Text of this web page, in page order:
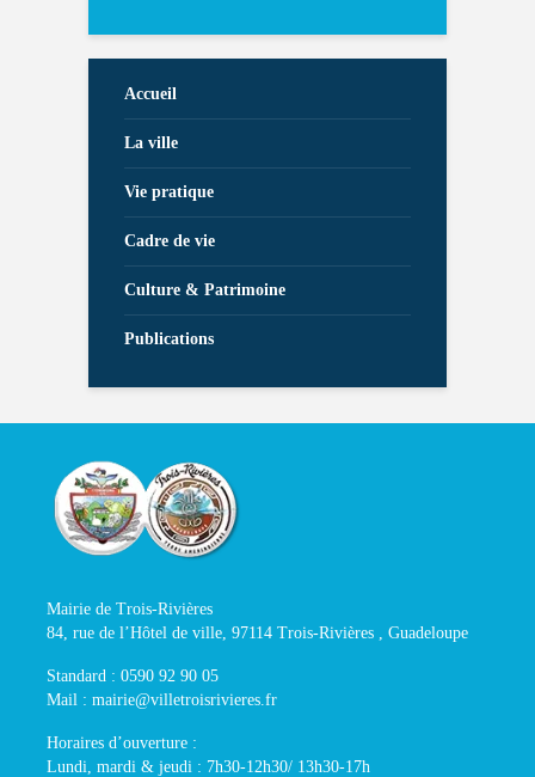
Accueil
La ville
Vie pratique
Cadre de vie
Culture & Patrimoine
Publications
Mairie de Trois-Rivières
84, rue de l’Hôtel de ville, 97114 Trois-Rivières , Guadeloupe
Standard : 0590 92 90 05
Mail : mairie@villetroisrivieres.fr
Horaires d’ouverture :
Lundi, mardi & jeudi : 7h30-12h30/ 13h30-17h